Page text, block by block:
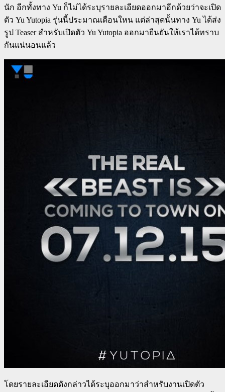
นัก อีกทั้งทาง Yu ก็ไม่ได้ระบุรายละเอียดออกมาอีกด้วยว่าจะเปิด
ตัว Yu Yutopia รุ่นนี้ประมาณเดือนใหน แต่ล่าสุดนั้นทาง Yu ได้ส่ง
รูป Teaser สำหรับเปิดตัว Yu Yutopia ออกมายืนยันให้เราได้ทราบ
กันแน่นอนแล้ว
โดยรายละเอียดดังกล่าวได้ระบุออกมาว่าสำหรับงานเปิดตัว